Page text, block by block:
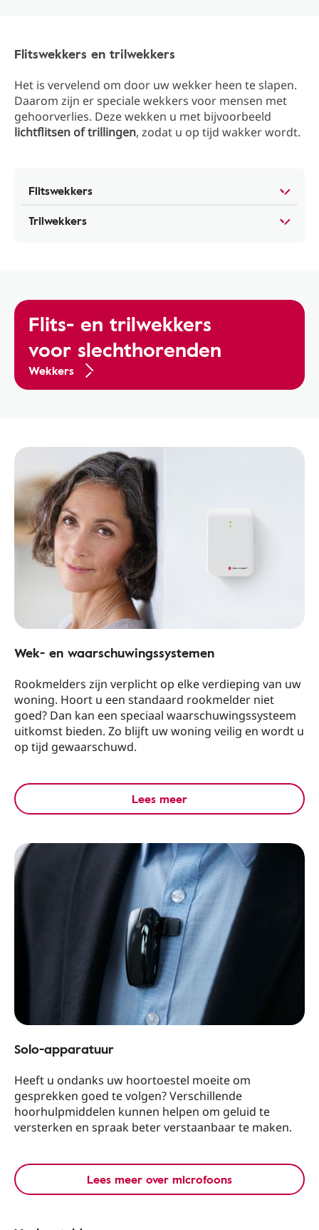
Flitswekkers en trilwekkers
Het is vervelend om door uw wekker heen te slapen.
Daarom zijn er speciale wekkers voor mensen met
gehoorverlies. Deze wekken u met bijvoorbeeld
lichtflitsen of trillingen, zodat u op tijd wakker wordt.
Flitswekkers
Trilwekkers
Flits- en trilwekkers
voor slechthorenden
Wekkers
Wek- en waarschuwingssystemen
Rookmelders zijn verplicht op elke verdieping van uw
woning. Hoort u een standaard rookmelder niet
goed? Dan kan een speciaal waarschuwingssysteem
uitkomst bieden. Zo blijft uw woning veilig en wordt u
op tijd gewaarschuwd.
Lees meer
Solo-apparatuur
Heeft u ondanks uw hoortoestel moeite om
gesprekken goed te volgen? Verschillende
hoorhulpmiddelen kunnen helpen om geluid te
versterken en spraak beter verstaanbaar te maken.
Lees meer over microfoons